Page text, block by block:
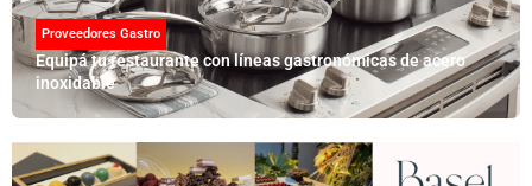
Proveedores Gastro
Equipá tu restaurante con líneas gastronómicas de acero
inoxidable